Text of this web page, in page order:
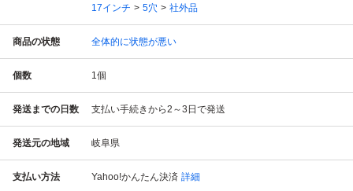
17インチ
5穴 社外品
商品の状態 全体的に状態が悪い
個数 1個
発送までの日数 支払い手続きから2～3日で発送
発送元の地域 岐阜県
支払い方法 Yahoo!かんたん決済 詳細